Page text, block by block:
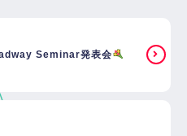
Seminar発表会